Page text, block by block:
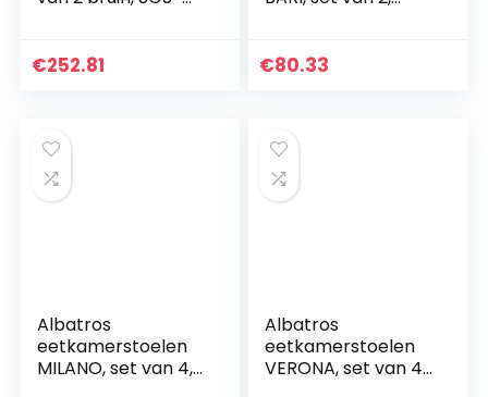
€252.81 €80.33
Albatros
eetkamerstoelen
MILANO, set van 4,
Albatros
eetkamerstoelen
VERONA, set van 4,